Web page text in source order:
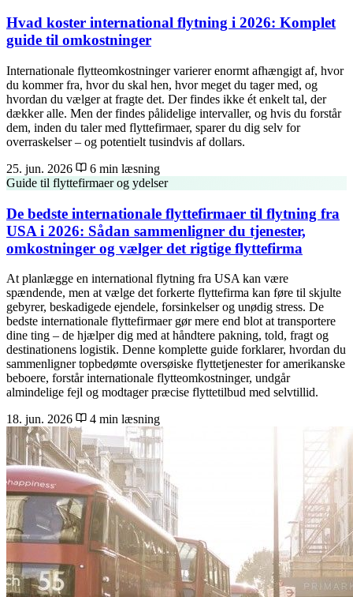
Hvad koster international flytning i 2026: Komplet
guide til omkostninger
Internationale flytteomkostninger varierer enormt afhængigt af, hvor
du kommer fra, hvor du skal hen, hvor meget du tager med, og
hvordan du vælger at fragte det. Der findes ikke ét enkelt tal, der
dækker alle. Men der findes pålidelige intervaller, og hvis du forstår
dem, inden du taler med flyttefirmaer, sparer du dig selv for
overraskelser – og potentielt tusindvis af dollars.
25. jun. 2026
6 min læsning
Guide til flyttefirmaer og ydelser
De bedste internationale flyttefirmaer til flytning fra
USA i 2026: Sådan sammenligner du tjenester,
omkostninger og vælger det rigtige flyttefirma
At planlægge en international flytning fra USA kan være
spændende, men at vælge det forkerte flyttefirma kan føre til skjulte
gebyrer, beskadigede ejendele, forsinkelser og unødig stress. De
bedste internationale flyttefirmaer gør mere end blot at transportere
dine ting – de hjælper dig med at håndtere pakning, told, fragt og
destinationens logistik. Denne komplette guide forklarer, hvordan du
sammenligner topbedømte oversøiske flyttetjenester for amerikanske
beboere, forstår internationale flytteomkostninger, undgår
almindelige fejl og modtager præcise flyttetilbud med selvtillid.
18. jun. 2026
4 min læsning